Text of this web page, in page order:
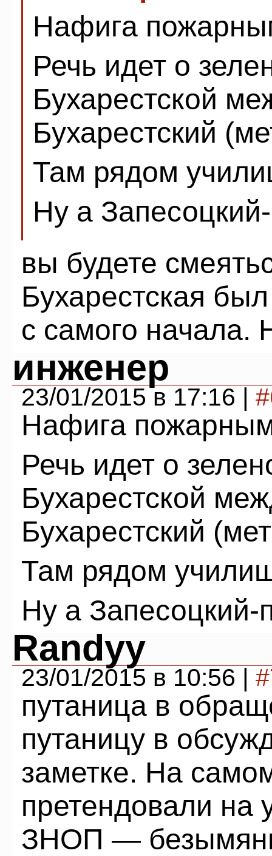
Нафига
Речь идет о
Бухарестской
Бухарестский
Там рядом
Ну а
вы будете
Бухарестская
с самого начала.
инженер
23/01/2015 в 17:16 |
Нафига пожарным
Речь идет о
Бухарестской
Бухарестский
Там рядом
Ну а Запесоцкий-
Randyy
23/01/2015 в 10:56 |
путаница в
путаницу в
заметке. На
претендовали
ЗНОП —